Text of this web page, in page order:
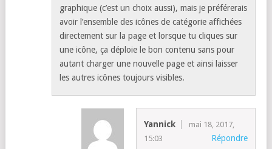
graphique (c’est un choix aussi), mais je préférerais
avoir l’ensemble des icônes de catégorie affichées
directement sur la page et lorsque tu cliques sur
une icône, ça déploie le bon contenu sans pour
autant charger une nouvelle page et ainsi laisser
les autres icônes toujours visibles.
Yannick
mai 18, 2017,
15:03
Répondre